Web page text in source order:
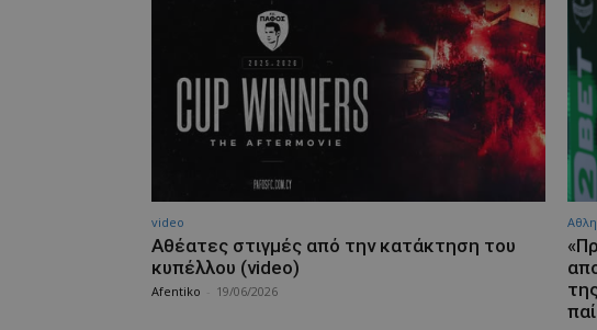
video
Αθέατες στιγμές από την κατάκτηση του
κυπέλλου (video)
Afentiko 19/06/2026